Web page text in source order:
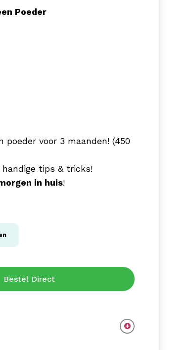
Poeder
poeder voor 3 maanden! (450
tips & tricks!
in huis!
Bestel Direct